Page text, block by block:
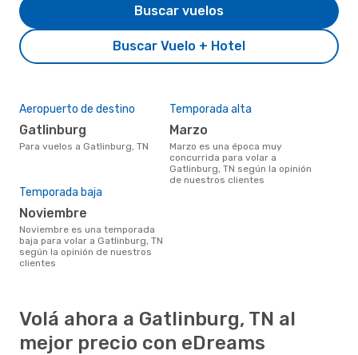
Buscar Vuelo + Hotel
Buscar vuelos
Aeropuerto de destino
Gatlinburg
Para vuelos a Gatlinburg, TN
Temporada alta
marzo
marzo es una época muy
concurrida para volar a
Gatlinburg, TN según la opinión
de nuestros clientes
Temporada baja
noviembre
noviembre es una temporada
baja para volar a Gatlinburg, TN
según la opinión de nuestros
clientes
Volá ahora a Gatlinburg, TN al
mejor precio con eDreams